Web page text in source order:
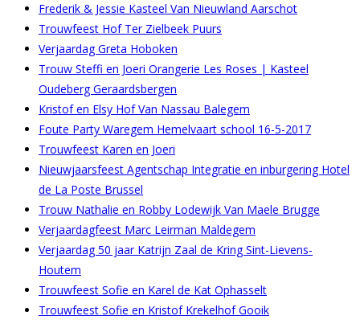
Frederik & Jessie Kasteel Van Nieuwland Aarschot
Trouwfeest Hof Ter Zielbeek Puurs
Verjaardag Greta Hoboken
Trouw Steffi en Joeri Orangerie Les Roses | Kasteel
Oudeberg Geraardsbergen
Kristof en Elsy Hof Van Nassau Balegem
Foute Party Waregem Hemelvaart school 16-5-2017
Trouwfeest Karen en Joeri
Nieuwjaarsfeest Agentschap Integratie en inburgering Hotel
de La Poste Brussel
Trouw Nathalie en Robby Lodewijk Van Maele Brugge
Verjaardagfeest Marc Leirman Maldegem
Verjaardag 50 jaar Katrijn Zaal de Kring Sint-Lievens-
Houtem
Trouwfeest Sofie en Karel de Kat Ophasselt
Trouwfeest Sofie en Kristof Krekelhof Gooik